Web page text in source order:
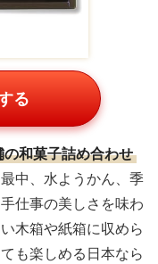
る
の和菓子詰め合わせ
中、水ようかん、季
仕事の美しさを味わ
木箱や紙箱に収めら
も楽しめる日本なら